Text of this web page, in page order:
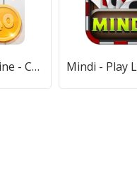
Scala 40 Online - Card Game (Скала 40 Онлайн) [МОД Все открыто] APK Android